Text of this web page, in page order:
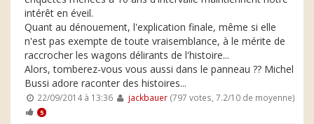
intérêt en éveil.
Quant au dénouement, l'explication finale, même si elle
n'est pas exempte de toute vraisemblance, à le mérite de
raccrocher les wagons délirants de l'histoire...
Alors, tomberez-vous vous aussi dans le panneau ?? Michel
Bussi adore raconter des histoires...
22/09/2014 à 13:36 jackbauer(797 votes, 7.2/10 de moyenne)
5